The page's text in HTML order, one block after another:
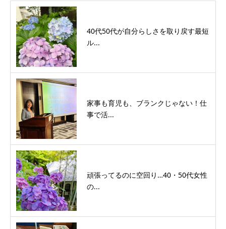
40代50代が自分らしさを取り戻す最短
ル...
家事も育児も、ブランクじゃない！仕
事で活...
頑張ってるのに空回り…40・50代女性
の...